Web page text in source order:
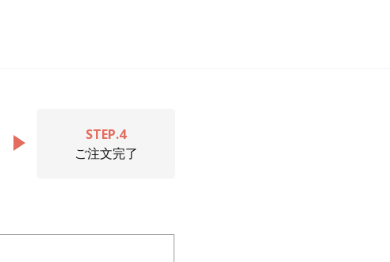
STEP.4
ご注文完了